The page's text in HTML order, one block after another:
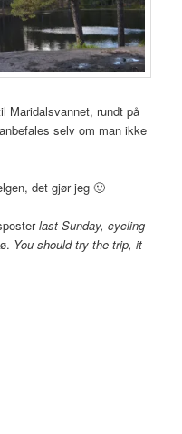
Maridalsvannet, rundt på
selv om man ikke
det gjør jeg 🙂
last Sunday, cycling
You should try the trip, it